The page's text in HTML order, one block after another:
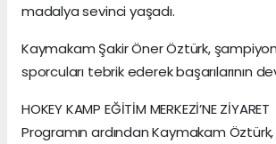
madalya sevinci yaşadı.
Kaymakam Şakir Öner Öztürk,
sporcuları tebrik ederek başarılarının
HOKEY KAMP EĞİTİM MERKEZİ’NE ZİYARET
Programın ardından Kaymakam